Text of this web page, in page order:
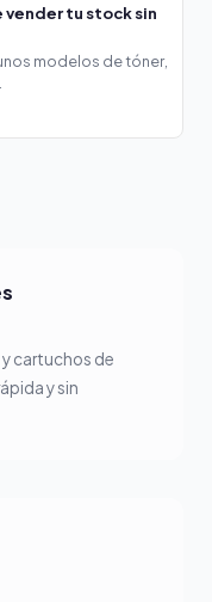
tu stock sin
modelos de tóner,
cartuchos de
y sin